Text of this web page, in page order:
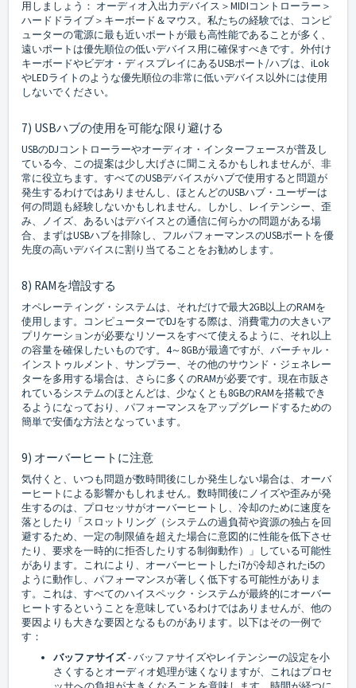
用しましょう： オーディオ入出力デバイス＞MIDIコントローラー＞
ハードドライブ＞キーボード＆マウス。私たちの経験では、コンピ
ューターの電源に最も近いポートが最も高性能であることが多く、
遠いポートは優先順位の低いデバイス用に確保すべきです。外付け
キーボードやビデオ・ディスプレイにあるUSBポート/ハブは、iLok
やLEDライトのような優先順位の非常に低いデバイス以外には使用
しないでください。
7) USBハブの使用を可能な限り避ける
USBのDJコントローラーやオーディオ・インターフェースが普及し
ている今、この提案は少し大げさに聞こえるかもしれませんが、非
常に役立ちます。すべてのUSBデバイスがハブで使用すると問題が
発生するわけではありませんし、ほとんどのUSBハブ・ユーザーは
何の問題も経験しないかもしれません。しかし、レイテンシー、歪
み、ノイズ、あるいはデバイスとの通信に何らかの問題がある場
合、まずはUSBハブを排除し、フルパフォーマンスのUSBポートを優
先度の高いデバイスに割り当てることをお勧めします。
8) RAMを増設する
オペレーティング・システムは、それだけで最大2GB以上のRAMを
使用します。コンピューターでDJをする際は、消費電力の大きいア
プリケーションが必要なリソースをすべて使えるように、それ以上
の容量を確保したいものです。4～8GBが最適ですが、バーチャル・
インストゥルメント、サンプラー、その他のサウンド・ジェネレー
ターを多用する場合は、さらに多くのRAMが必要です。現在市販さ
れているシステムのほとんどは、少なくとも8GBのRAMを搭載でき
るようになっており、パフォーマンスをアップグレードするための
簡単で安価な方法となっています。
9) オーバーヒートに注意
気付くと、いつも問題が数時間後にしか発生しない場合は、オーバ
ーヒートによる影響かもしれません。数時間後にノイズや歪みが発
生するのは、プロセッサがオーバーヒートし、冷却のために速度を
落としたり「スロットリング（システムの過負荷や資源の独占を回
避するため、一定の制限値を超えた場合に意図的に性能を低下させ
たり、要求を一時的に拒否したりする制御動作）」している可能性
があります。これにより、オーバーヒートしたi7が冷却されたi5の
ように動作し、パフォーマンスが著しく低下する可能性がありま
す。これは、すべてのハイスペック・システムが最終的にオーバー
ヒートするということを意味しているわけではありませんが、他の
要因よりも大きな要因となるものがあります。以下はその一例で
す：
バッファサイズ- バッファサイズやレイテンシーの設定を小
さくするとオーディオ処理が速くなりますが、これはプロセ